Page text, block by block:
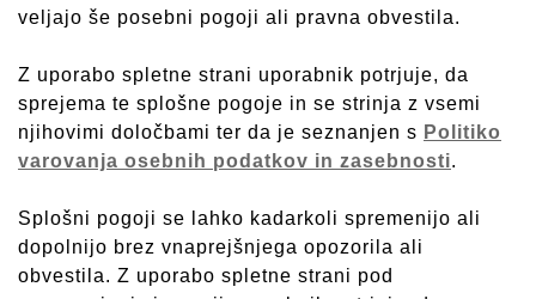
veljajo še posebni pogoji ali pravna obvestila.
Z uporabo spletne strani uporabnik potrjuje, da
sprejema te splošne pogoje in se strinja z vsemi
njihovimi določbami ter da je seznanjen s Politiko
varovanja osebnih podatkov in zasebnosti.
Splošni pogoji se lahko kadarkoli spremenijo ali
dopolnijo brez vnaprejšnjega opozorila ali
obvestila. Z uporabo spletne strani pod